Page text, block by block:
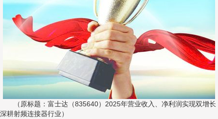
（原标题：富士达（835640）2025年营业收入、净利润实现双增长
深耕射频连接器行业）